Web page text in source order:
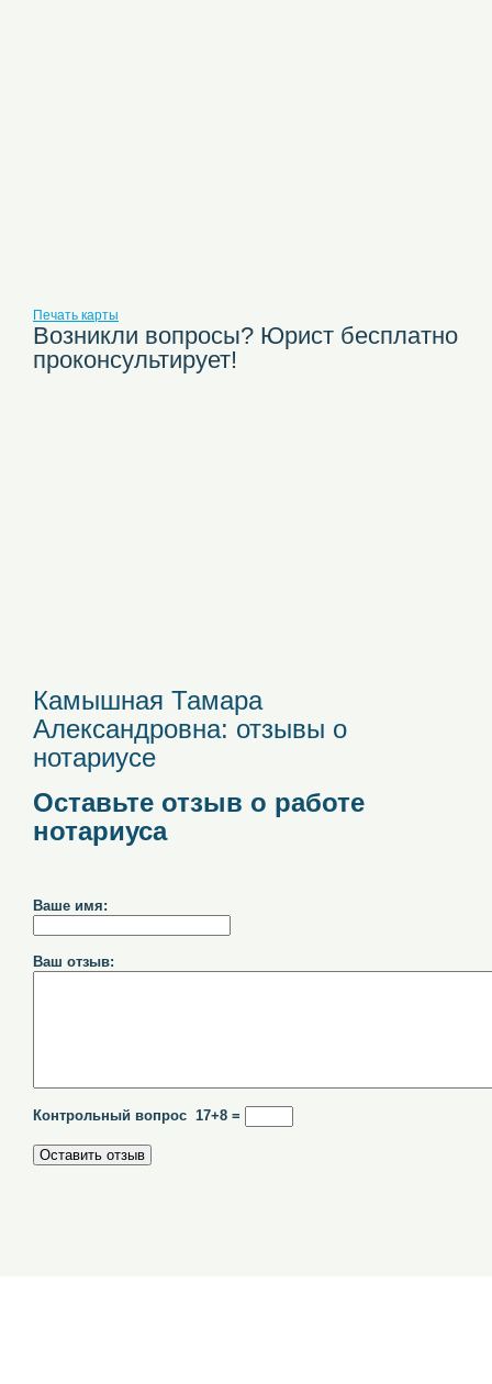
Печать карты
Возникли вопросы? Юрист бесплатно
проконсультирует!
Камышная Тамара
Александровна: отзывы о
нотариусе
Оставьте отзыв о работе
нотариуса
Ваше имя:
Ваш отзыв:
Контрольный вопрос 17+8 =